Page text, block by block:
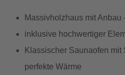
Massivholzhaus mit Anbau
inklusive hochwertiger
Klassischer Saunaofen mit
perfekte Wärme